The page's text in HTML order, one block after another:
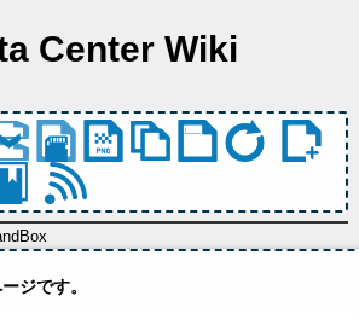
Center Wiki
ジです。